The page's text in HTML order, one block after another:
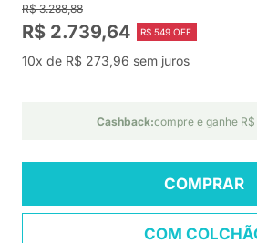
R$ 3.288,88
R$ 2.739,64 R$ 549 OFF
10x de R$ 273,96 sem juros
Cashback:compre e ganhe
COMPRAR
COM